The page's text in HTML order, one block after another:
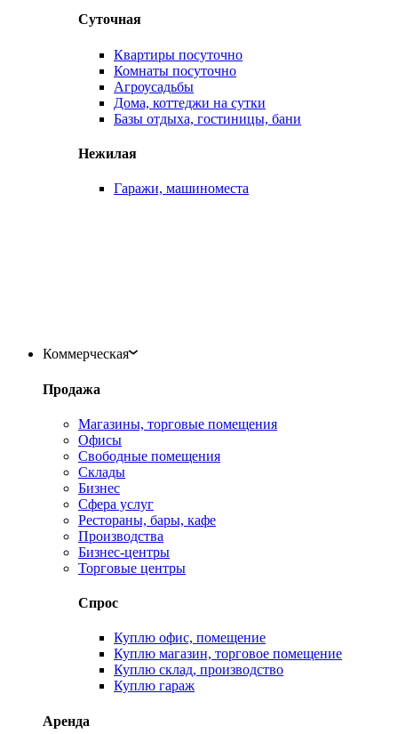
Суточная
Квартиры посуточно
Комнаты посуточно
Агроусадьбы
Дома, коттеджи на сутки
Базы отдыха, гостиницы, бани
Нежилая
Гаражи, машиноместа
Коммерческая
Продажа
Магазины, торговые помещения
Офисы
Свободные помещения
Склады
Бизнес
Сфера услуг
Рестораны, бары, кафе
Производства
Бизнес-центры
Торговые центры
Спрос
Куплю офис, помещение
Куплю магазин, торговое помещение
Куплю склад, производство
Куплю гараж
Аренда